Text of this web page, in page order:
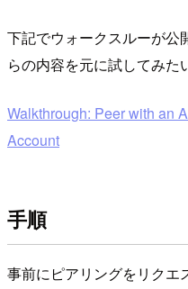
下記でウォークスルーが公
らの内容を元に試してみた
Walkthrough: Peer with an
Account
手順
事前にピアリングをリクエ